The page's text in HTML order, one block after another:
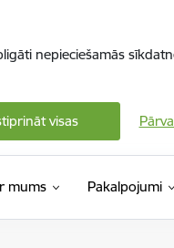
nepieciešamās
visas
mums Pakalpojumi